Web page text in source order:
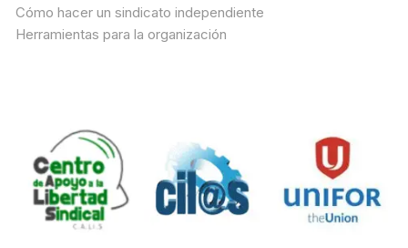
Cómo hacer un sindicato independiente
Herramientas para la organización